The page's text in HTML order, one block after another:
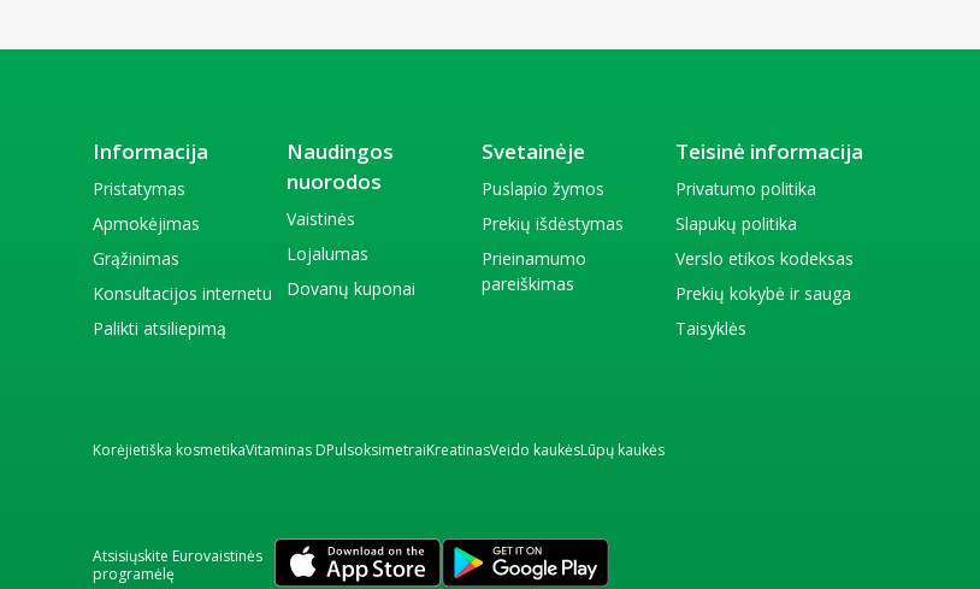
Informacija
Pristatymas
Apmokėjimas
Grąžinimas
Konsultacijos internetu
Palikti atsiliepimą
Naudingos
nuorodos
Vaistinės
Lojalumas
Dovanų kuponai
Svetainėje
Puslapio žymos
Prekių išdėstymas
Prieinamumo
pareiškimas
Teisinė informacija
Privatumo politika
Slapukų politika
Verslo etikos kodeksas
Prekių kokybė ir sauga
Taisyklės
Korėjietiška kosmetikaVitaminas DPulsoksimetraiKreatinasVeido kaukėsLūpų kaukės
Atsisiųskite Eurovaistinės
programėlę